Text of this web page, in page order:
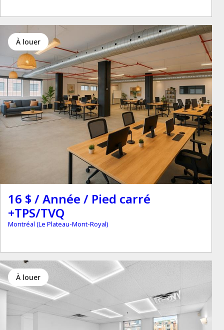
à louer
16 $ / Année / Pied carré
+TPS/TVQ
Montréal (Le Plateau-Mont-Royal)
à louer